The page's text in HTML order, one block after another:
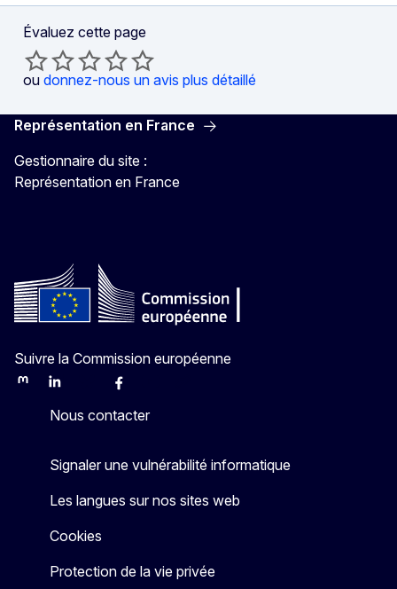
Évaluez cette page
ou donnez-nous un avis plus détaillé
Représentation en France
Gestionnaire du site :
Représentation en France
Suivre la Commission européenne
MastodonLinkedInBlueskyFacebook
Nous contacter
Signaler une vulnérabilité informatique
Les langues sur nos sites web
Cookies
Protection de la vie privée